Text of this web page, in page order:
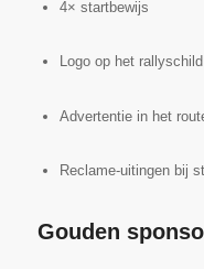
4× startbewijs
Logo op het rallyschild
Advertentie in het
Reclame-uitingen bij
Gouden